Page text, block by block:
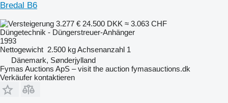
Bredal B6
3.277 € 24.500 DKK ≈ 3.063 CHF
Düngetechnik - Düngerstreuer-Anhänger
1993
Nettogewicht 2.500 kgAchsenanzahl 1
Dänemark, Sønderjylland
Fymas Auctions ApS – visit the auction fymasauctions.dk
Verkäufer kontaktieren